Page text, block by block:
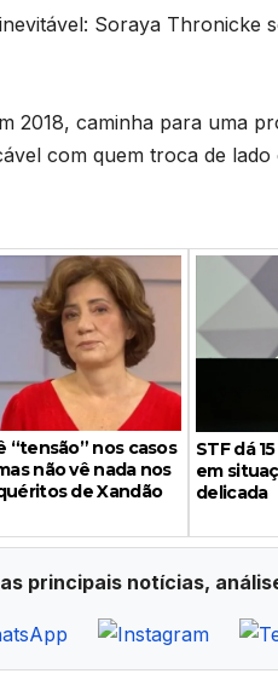
Soraya Thronicke
2018, caminha para uma
com quem troca de
“tensão” nos casos
não vê nada nos
de Xandão
STF dá
em
delicada
principais notícias,